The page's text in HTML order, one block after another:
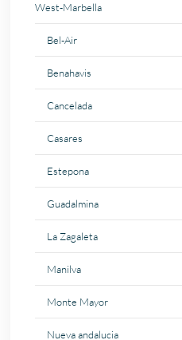
West-Marbella
Bel-Air
Benahavis
Cancelada
Casares
Estepona
Guadalmina
La Zagaleta
Manilva
Monte Mayor
Nueva andalucia